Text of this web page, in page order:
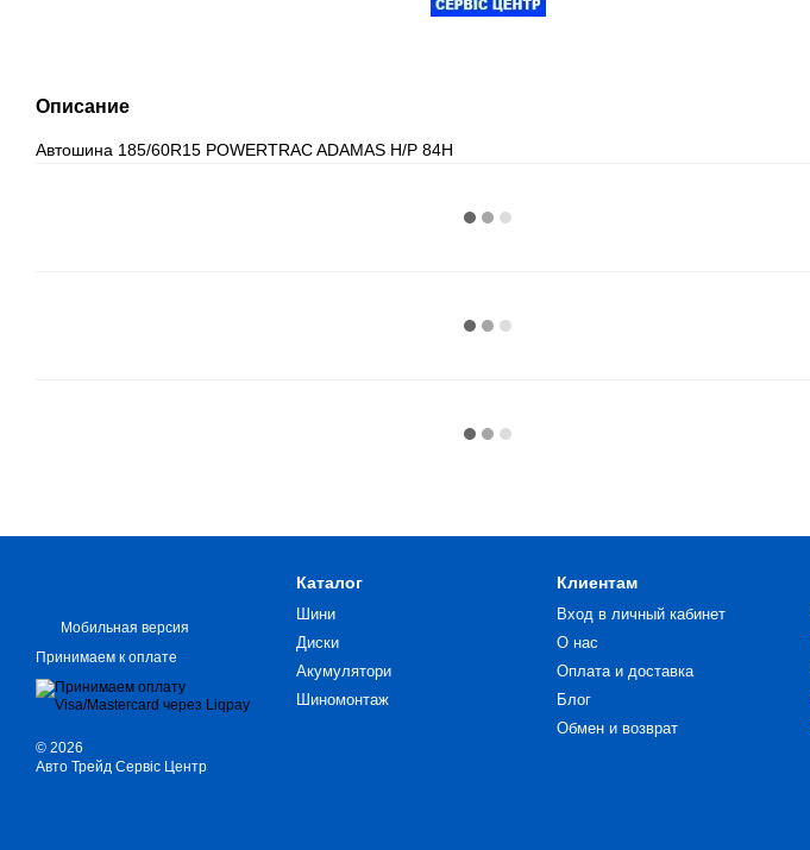
Описание
Автошина 185/60R15 POWERTRAC ADAMAS H/P 84H
Мобильная версия
Принимаем к оплате
© 2026
Авто Трейд Сервіс Центр
Каталог
Шини
Диски
Акумулятори
Шиномонтаж
Клиентам
Вход в личный кабинет
О нас
Оплата и доставка
Блог
Обмен и возврат